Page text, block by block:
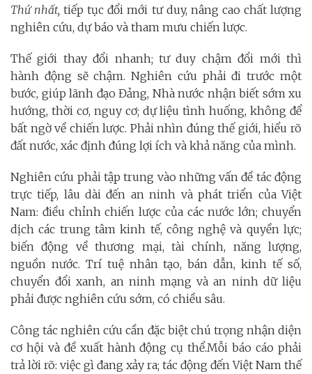
Thứ nhất,tiếp tục đổi mới tư duy, nâng cao chất lượng
nghiên cứu, dự báo và tham mưu chiến lược.
Thế giới thay đổi nhanh; tư duy chậm đổi mới thì
hành động sẽ chậm. Nghiên cứu phải đi trước một
bước, giúp lãnh đạo Đảng, Nhà nước nhận biết sớm xu
hướng, thời cơ, nguy cơ; dự liệu tình huống, không để
bất ngờ về chiến lược. Phải nhìn đúng thế giới, hiểu rõ
đất nước, xác định đúng lợi ích và khả năng của mình.
Nghiên cứu phải tập trung vào những vấn đề tác động
trực tiếp, lâu dài đến an ninh và phát triển của Việt
Nam: điều chỉnh chiến lược của các nước lớn; chuyển
dịch các trung tâm kinh tế, công nghệ và quyền lực;
biến động về thương mại, tài chính, năng lượng,
nguồn nước. Trí tuệ nhân tạo, bán dẫn, kinh tế số,
chuyển đổi xanh, an ninh mạng và an ninh dữ liệu
phải được nghiên cứu sớm, có chiều sâu.
Công tác nghiên cứu cần đặc biệt chú trọng nhận diện
cơ hội và đề xuất hành động cụ thể.Mỗi báo cáo phải
trả lời rõ: việc gì đang xảy ra; tác động đến Việt Nam thế